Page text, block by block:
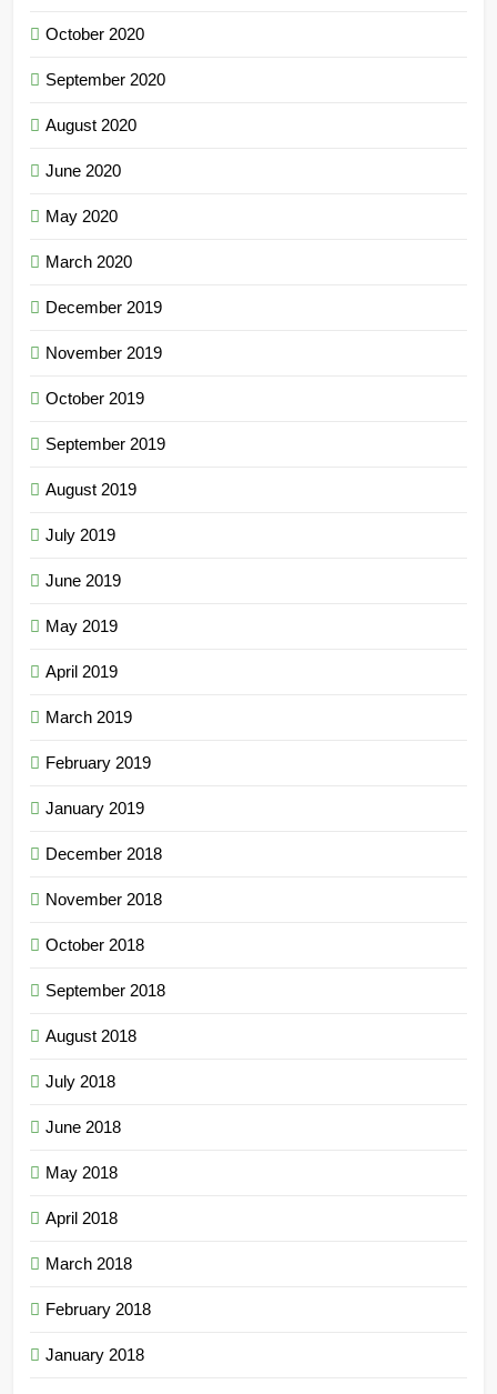
October 2020
September 2020
August 2020
June 2020
May 2020
March 2020
December 2019
November 2019
October 2019
September 2019
August 2019
July 2019
June 2019
May 2019
April 2019
March 2019
February 2019
January 2019
December 2018
November 2018
October 2018
September 2018
August 2018
July 2018
June 2018
May 2018
April 2018
March 2018
February 2018
January 2018